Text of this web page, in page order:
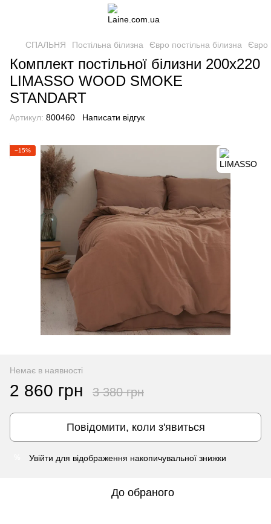
СПАЛЬНЯ Постільна білизна Євро постільна білизна Євро
Комплект постільної білизни 200х220
LIMASSO WOOD SMOKE
STANDART
Артикул: 800460 Написати відгук
−15%
Немає в наявності
2 860 грн 3 380 грн
Повідомити, коли з'явиться
Увійти для відображення накопичувальної знижки
До обраного